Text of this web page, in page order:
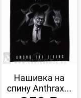
Нашивка на
спину Anthrax...